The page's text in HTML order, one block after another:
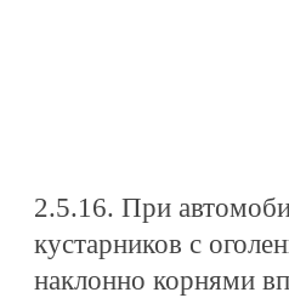
2.5.16. При
кустарников с
наклонно корнями